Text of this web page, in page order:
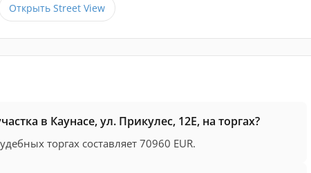
Открыть Street View
в Каунасе, ул. Прикулес, 12E, на торгах?
торгах составляет 70960 EUR.